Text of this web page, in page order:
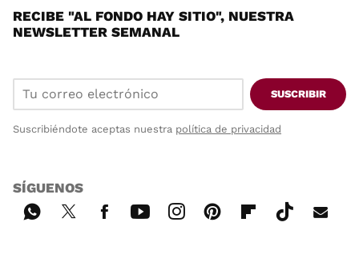
RECIBE "AL FONDO HAY SITIO", NUESTRA
NEWSLETTER SEMANAL
SUSCRIBIR
Suscribiéndote aceptas nuestra política de privacidad
SÍGUENOS